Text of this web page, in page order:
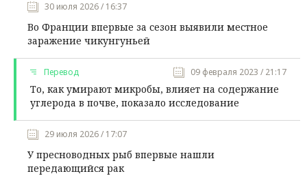
30 июля 2026 / 16:37
Во Франции впервые за сезон выявили местное
заражение чикунгуньей
Перевод 09 февраля 2023 / 21:17
То, как умирают микробы, влияет на содержание
углерода в почве, показало исследование
29 июля 2026 / 17:07
У пресноводных рыб впервые нашли
передающийся рак